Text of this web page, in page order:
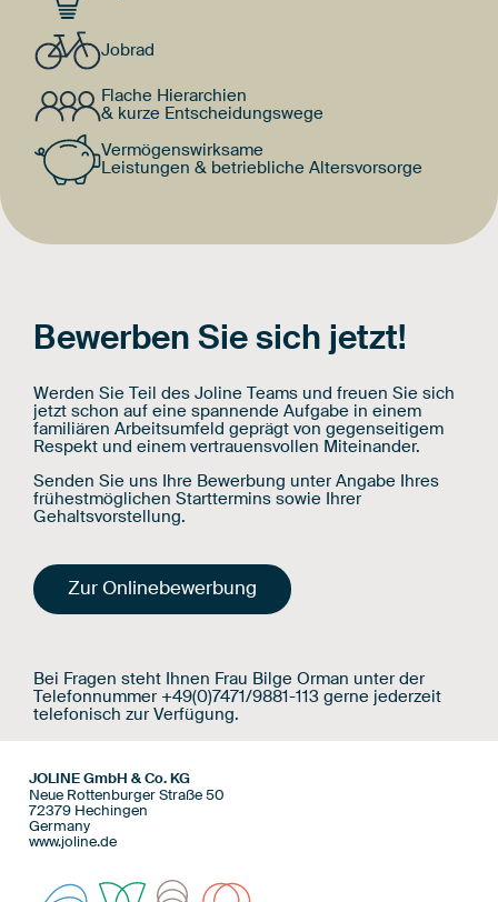
Jobrad
Flache Hierarchien
& kurze Entscheidungswege
Vermögenswirksame
Leistungen & betriebliche Altersvorsorge
Bewerben Sie sich jetzt!
Werden Sie Teil des Joline Teams und freuen Sie sich
jetzt schon auf eine spannende Aufgabe in einem
familiären Arbeitsumfeld geprägt von gegenseitigem
Respekt und einem vertrauensvollen Miteinander.
Senden Sie uns Ihre Bewerbung unter Angabe Ihres
frühestmöglichen Starttermins sowie Ihrer
Gehaltsvorstellung.
Zur Onlinebewerbung
Bei Fragen steht Ihnen Frau Bilge Orman unter der
Telefonnummer +49(0)7471/9881-113 gerne jederzeit
telefonisch zur Verfügung.
JOLINE GmbH & Co. KG
Neue Rottenburger Straße 50
72379 Hechingen
Germany
www.joline.de